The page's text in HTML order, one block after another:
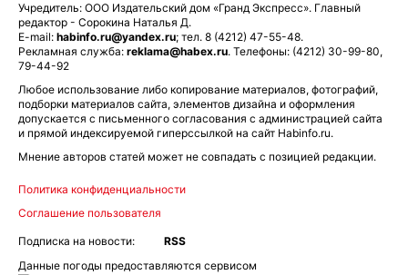
Учредитель: ООО Издательский дом «Гранд Экспресс». Главный
редактор - Сорокина Наталья Д.
E-mail: habinfo.ru@yandex.ru; тел. 8 (4212) 47-55-48.
Рекламная служба: reklama@habex.ru. Телефоны: (4212) 30-99-80,
79-44-92
Любое использование либо копирование материалов, фотографий,
подборки материалов сайта, элементов дизайна и оформления
допускается с письменного согласования с администрацией сайта
и прямой индексируемой гиперссылкой на сайт Habinfo.ru.
Мнение авторов статей может не совпадать с позицией редакции.
Политика конфиденциальности
Соглашение пользователя
Подписка на новости:
RSS
Данные погоды предоставляются сервисом